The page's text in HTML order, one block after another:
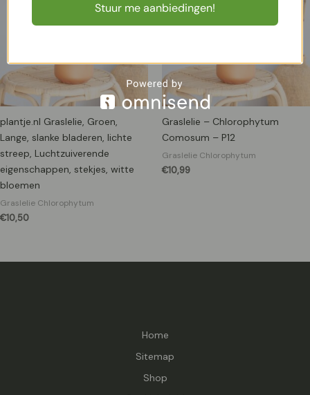
plantje.nl Graslelie, Groen,
Lange, slanke bladeren, lichte
streep, Luchtzuiverende
eigenschappen, stekjes, witte
bloemen
Graslelie Chlorophytum
€10,50
Graslelie – Chlorophytum
Comosum – P12
Graslelie Chlorophytum
€10,99
Home
Sitemap
Shop
Stuur me aanbiedingen!